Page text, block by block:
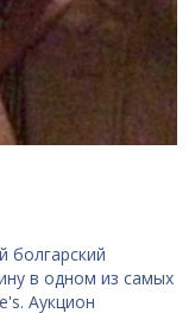
болгарский
в одном из самых
Аукцион